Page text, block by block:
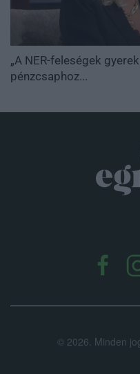
„A NER-feleségek
pénzcsaphoz...
© 2026. Minden